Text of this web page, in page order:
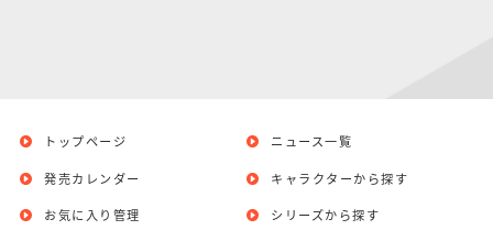
トップページ
発売カレンダー
お気に入り管理
ニュース一覧
キャラクターから探す
シリーズから探す